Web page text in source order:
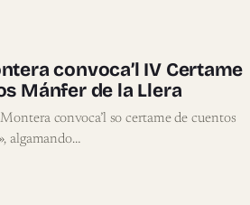
convoca’l IV Certame
Mánfer de la Llera
convoca’l so certame de cuentos
algamando…